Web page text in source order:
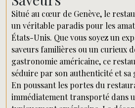
Situé au cœur de Genève, le
un véritable paradis pour les
États-Unis. Que vous soyez un
saveurs familières ou un curieux
gastronomie américaine, ce
séduire par son authenticité et sa
En poussant les portes du
immédiatement transporté dans